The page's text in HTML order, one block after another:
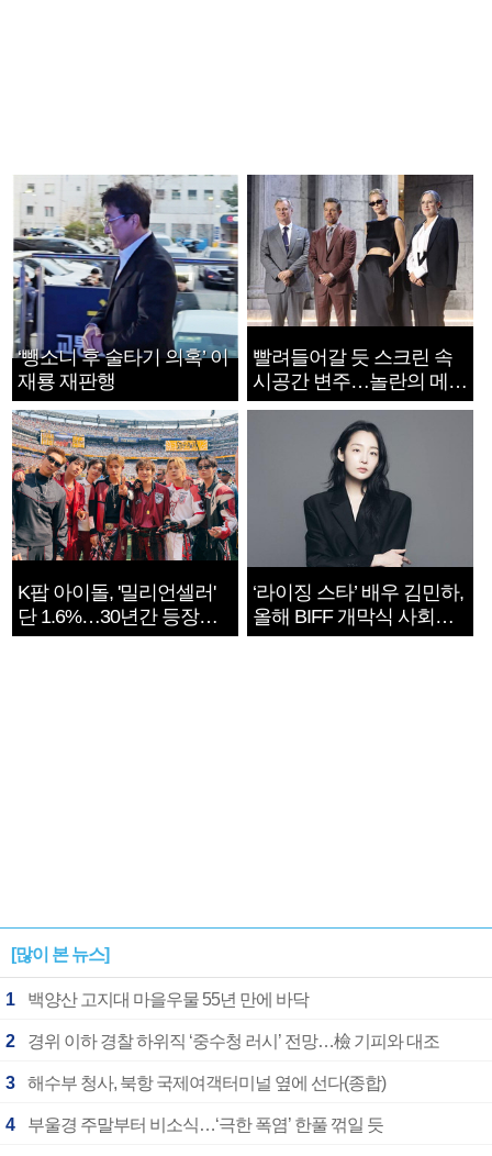
‘뺑소니 후 술타기 의혹’ 이
재룡 재판행
빨려들어갈 듯 스크린 속
시공간 변주…놀란의 메시
지는 ‘전쟁 속죄’
K팝 아이돌, '밀리언셀러'
단 1.6%…30년간 등장
1182개팀 전수조사
‘라이징 스타’ 배우 김민하,
올해 BIFF 개막식 사회자
확정
[많이 본 뉴스]
1 백양산 고지대 마을우물 55년 만에 바닥
2 경위 이하 경찰 하위직 ‘중수청 러시’ 전망…檢 기피와 대조
3 해수부 청사, 북항 국제여객터미널 옆에 선다(종합)
4 부울경 주말부터 비소식…‘극한 폭염’ 한풀 꺾일 듯